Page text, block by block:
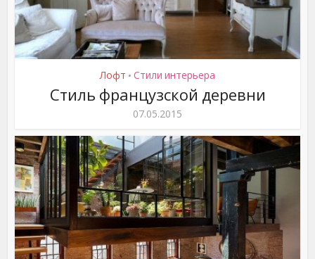
Лофт • Стили интерьера
Стиль французской деревни
07.05.2015